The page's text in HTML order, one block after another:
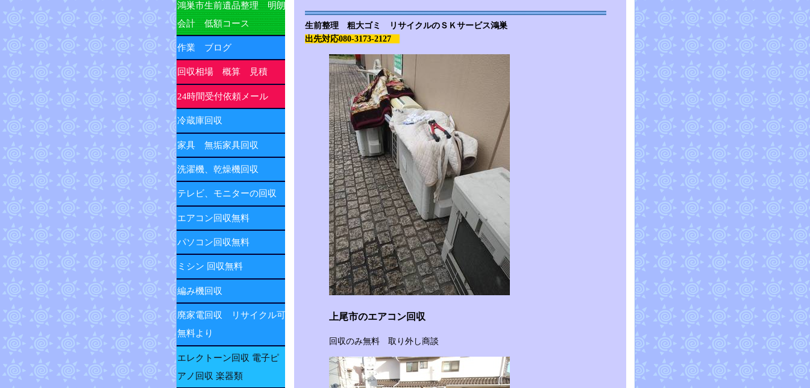
生前整理 粗大ゴミ リサイクルのＳＫサービス鴻巣
出先対応080-3173-2127
上尾市のエアコン回収
回収のみ無料 取り外し商談
鴻巣市生前遺品整理 明朗
会計 低額コース
作業 ブログ
回収相場 概算 見積
24時間受付依頼メール
冷蔵庫回収
家具 無垢家具回収
洗濯機、乾燥機回収
テレビ、モニターの回収
エアコン回収無料
パソコン回収無料
ミシン 回収無料
編み機回収
廃家電回収 リサイクル可
無料より
エレクトーン回収 電子ピ
アノ回収 楽器類